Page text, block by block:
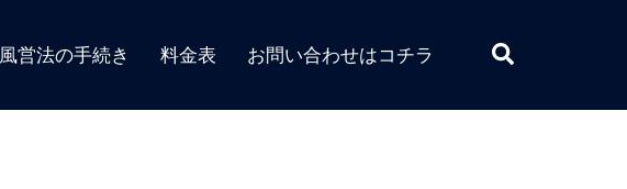
風営法の手続き 料金表 お問い合わせはコチラ
検
索